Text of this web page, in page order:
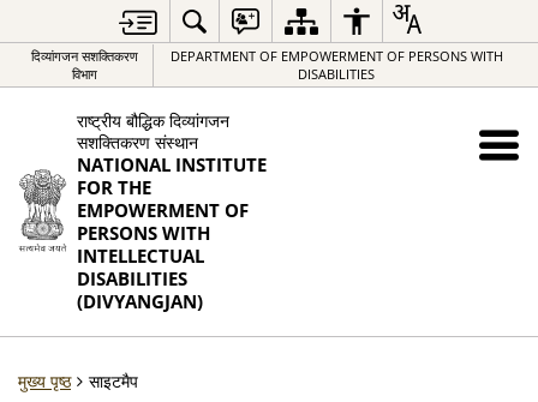
दिव्यांगजन सशक्तिकरण
विभाग
DEPARTMENT OF EMPOWERMENT OF PERSONS WITH
DISABILITIES
राष्ट्रीय बौद्धिक दिव्यांगजन
सशक्तिकरण संस्थान
NATIONAL INSTITUTE
FOR THE
EMPOWERMENT OF
PERSONS WITH
INTELLECTUAL
DISABILITIES
(DIVYANGJAN)
मुख्य पृष्ठ साइटमैप